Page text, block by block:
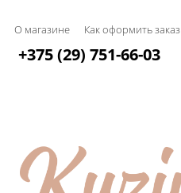
О магазине Как оформить заказ
+375 (29) 751-66-03